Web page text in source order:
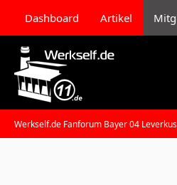
Dashboard Artikel
Werkself.de Fanforum Bayer 04